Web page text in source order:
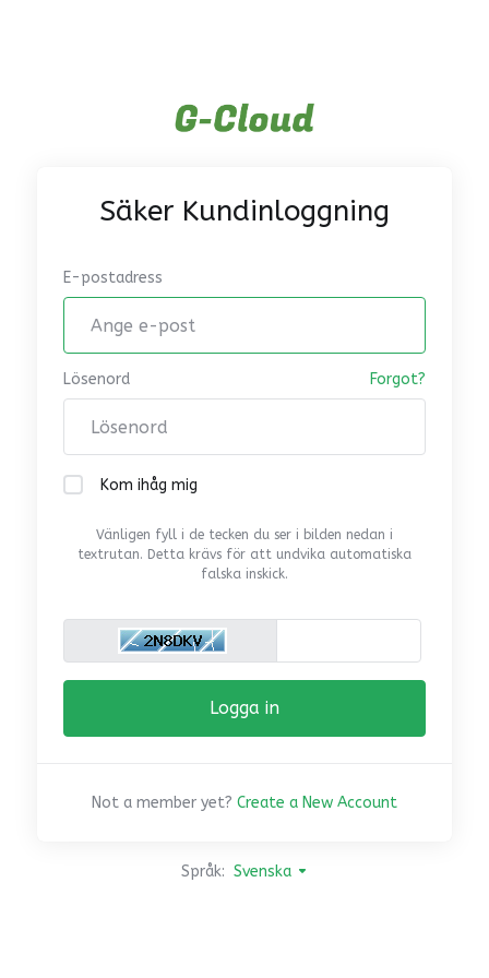
Säker Kundinloggning
E-postadress
Lösenord Forgot?
Kom ihåg mig
Vänligen fyll i de tecken du ser i bilden nedan i
textrutan. Detta krävs för att undvika automatiska
falska inskick.
Not a member yet? Create a New Account
Språk: Svenska